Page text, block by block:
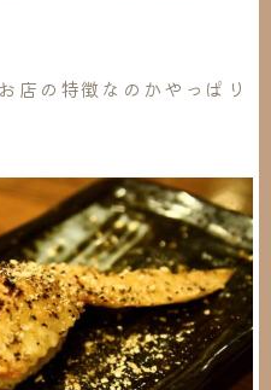
店の特徴なのかやっぱり